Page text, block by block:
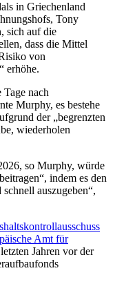
in Griechenland
Tony
sich auf die
dass die Mittel
von
erhöhe.
nach
Murphy, es bestehe
der „begrenzten
wiederholen
so Murphy, würde
indem es den
auszugeben“,
Amt für
Jahren vor der